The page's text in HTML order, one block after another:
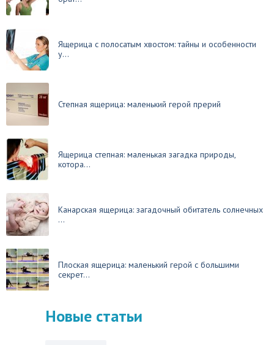
Ящерица с полосатым хвостом: тайны и особенности
у...
Степная ящерица: маленький герой прерий
Ящерица степная: маленькая загадка природы,
котора...
Канарская ящерица: загадочный обитатель солнечных
...
Плоская ящерица: маленький герой с большими
секрет...
Новые статьи